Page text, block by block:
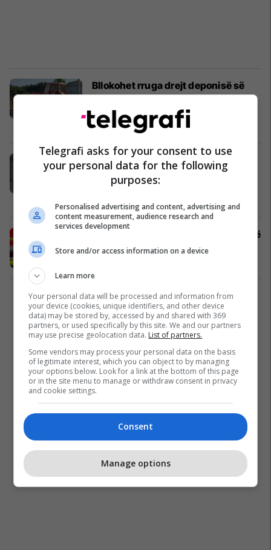
Bllokohet rruga drejt deponisë së
Sferkës, KRM “Ambienti”: Preken
220 mijë banorë
Peja 20/07/2026
Dy persona të maskuar grabisin një
shtëpi në Pejë, vjedhin para dhe
stoli ari
Gjendet pa shenja jete një person në
Pejë, trupi dërgohet për obduksion
1
Telegrafi asks for your consent to use
your personal data for the following
purposes:
Personalised advertising and content, advertising and
content measurement, audience research and
services development
Store and/or access information on a device
Learn more
Your personal data will be processed and information from
your device (cookies, unique identifiers, and other device
data) may be stored by, accessed by and shared with 369
partners, or used specifically by this site. We and our partners
may use precise geolocation data. List of partners.
Some vendors may process your personal data on the basis
of legitimate interest, which you can object to by managing
your options below. Look for a link at the bottom of this page
or in the site menu to manage or withdraw consent in privacy
and cookie settings.
Consent
Manage options